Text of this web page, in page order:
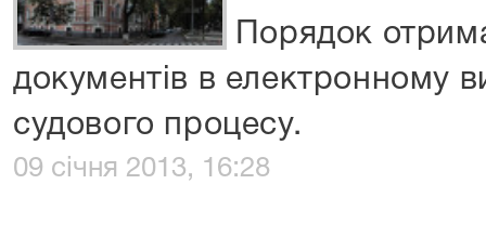
Порядок
документів в електронному
судового процесу.
09 січня 2013, 16:28